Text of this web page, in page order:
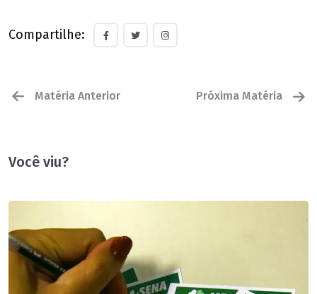
Compartilhe:
Matéria Anterior Próxima Matéria
Você viu?